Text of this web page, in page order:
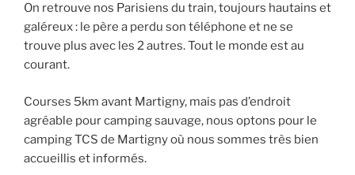
On retrouve nos Parisiens du train, toujours hautains et
galéreux : le père a perdu son téléphone et ne se
trouve plus avec les 2 autres. Tout le monde est au
courant.
Courses 5km avant Martigny, mais pas d’endroit
agréable pour camping sauvage, nous optons pour le
camping TCS de Martigny où nous sommes très bien
accueillis et informés.